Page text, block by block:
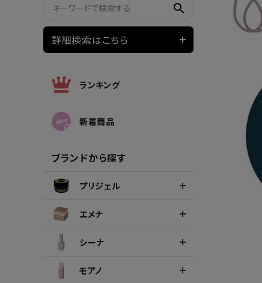
ウェービージェル 3Dク
ファ
ポリ
ネイルマシン LED
search
詳細検索はこちら
ランキング
新着商品
ブランドから探す
プリジェル
エメナ
シーナ
モアノ